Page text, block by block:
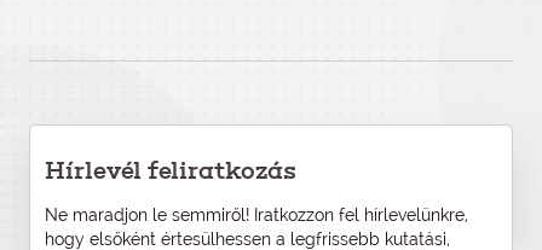
Hírlevél feliratkozás
Ne maradjon le semmiről! Iratkozzon fel hírlevelünkre,
hogy elsőként értesülhessen a legfrissebb kutatási,